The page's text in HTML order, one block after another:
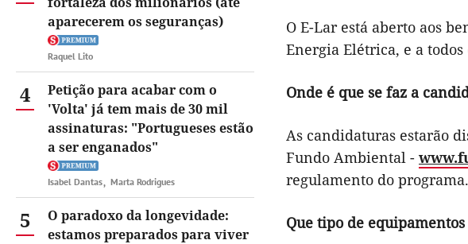
aparecerem os seguranças)
Raquel Lito
4
Petição para acabar com o
'Volta' já tem mais de 30 mil
assinaturas: "Portugueses estão
a ser enganados"
Isabel Dantas Marta Rodrigues
5
O paradoxo da longevidade:
estamos preparados para viver
O E-Lar está aberto aos
Energia Elétrica, e a
Onde é que se faz a
As candidaturas estarão
Fundo Ambiental -
regulamento do programa.
Que tipo de